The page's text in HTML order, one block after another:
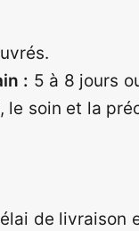
: 5 à 8 jours
soin et la
de livraison